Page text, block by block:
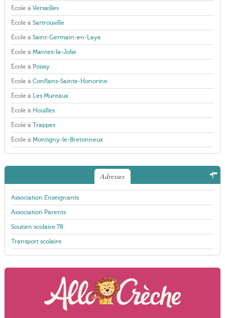
École à Versailles
École à Sartrouville
École à Saint-Germain-en-Laye
École à Mantes-la-Jolie
École à Poissy
École à Conflans-Sainte-Honorine
École à Les Mureaux
École à Houilles
École à Trappes
École à Montigny-le-Bretonneux
Adresses
Association Enseignants
Association Parents
Soutien scolaire 78
Transport scolaire